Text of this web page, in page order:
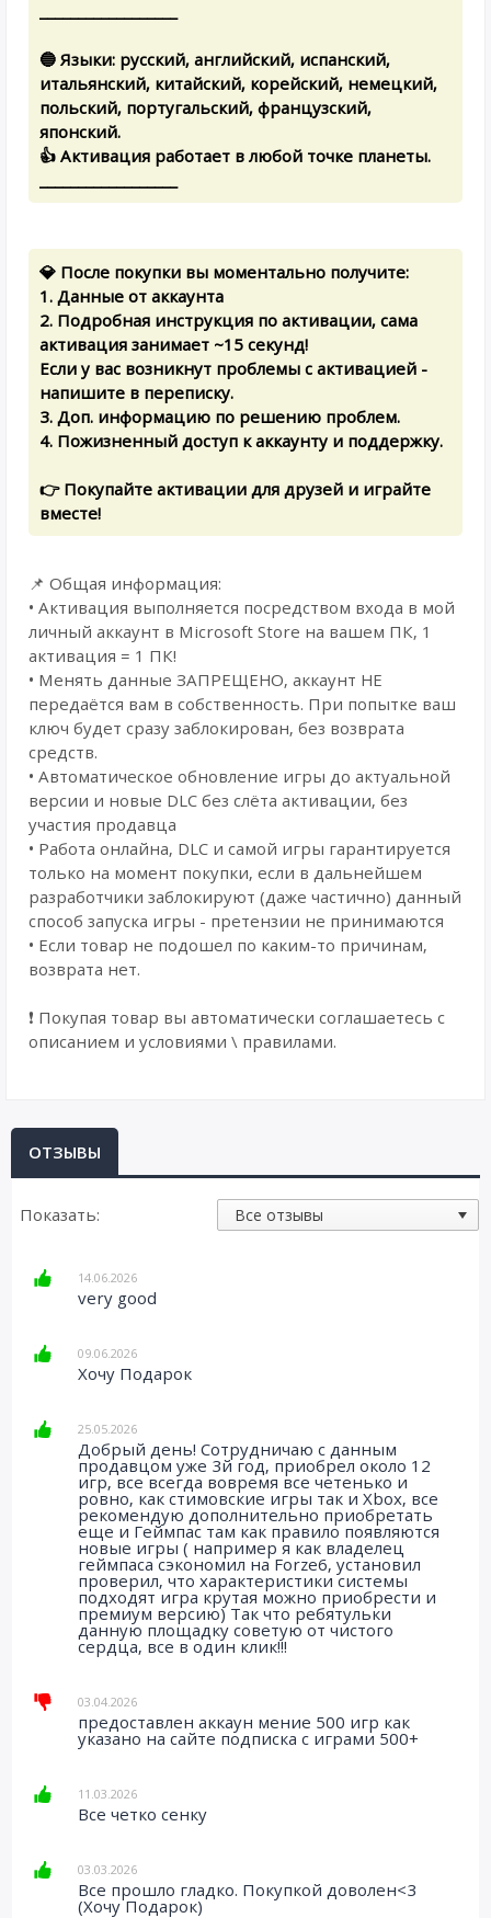
🔵 Языки: русский, английский, испанский,
итальянский, китайский, корейский, немецкий,
польский, португальский, французский,
японский.
👍 Активация работает в любой точке планеты.
💎 После покупки вы моментально получите:
1. Данные от аккаунта
2. Подробная инструкция по активации, сама
активация занимает ~15 cекунд!
Если у вас возникнут проблемы с активацией -
напишите в переписку.
3. Доп. информацию по решению проблем.
4. Пожизненный доступ к аккаунту и поддержку.
👉 Покупайте активации для друзей и играйте
вместе!
📌 Общая информация:
• Активация выполняется посредством входа в мой
личный аккаунт в Microsoft Store на вашем ПК, 1
активация = 1 ПК!
• Менять данные ЗАПРЕЩЕНО, аккаунт НЕ
передаётся вам в собственность. При попытке ваш
ключ будет сразу заблокирован, без возврата
средств.
• Автоматическое обновление игры до актуальной
версии и новые DLC без слёта активации, без
участия продавца
• Работа онлайна, DLC и самой игры гарантируется
только на момент покупки, если в дальнейшем
разработчики заблокируют (даже частично) данный
способ запуска игры - претензии не принимаются
• Если товар не подошел по каким-то причинам,
возврата нет.
❗ Покупая товар вы автоматически соглашаетесь с
описанием и условиями \ правилами.
ОТЗЫВЫ
Показать:
14.06.2026
very good
09.06.2026
Хочу Подарок
25.05.2026
Добрый день! Сотрудничаю с данным
продавцом уже 3й год, приобрел около 12
игр, все всегда вовремя все четенько и
ровно, как стимовские игры так и Xbox, все
рекомендую дополнительно приобретать
еще и Геймпас там как правило появляются
новые игры ( например я как владелец
геймпаса сэкономил на Forze6, установил
проверил, что характеристики системы
подходят игра крутая можно приобрести и
премиум версию) Так что ребятульки
данную площадку советую от чистого
сердца, все в один клик!!!
03.04.2026
предоставлен аккаун мение 500 игр как
указано на сайте подписка с играми 500+
11.03.2026
Все четко сенку
03.03.2026
Все прошло гладко. Покупкой доволен<3
(Хочу Подарок)